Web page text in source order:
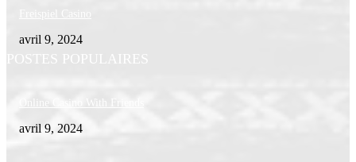
Freispiel Casino
avril 9, 2024
POSTES POPULAIRES
Online Casino With Friends
avril 9, 2024